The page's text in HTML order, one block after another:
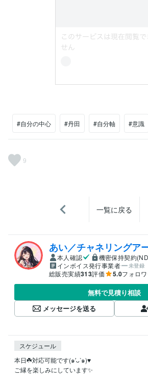
#自分の中心 #丹田 #自分軸 #意識
9
一覧に戻る
あい／チャネリングア
本人確認
機密保持契約
インボイス発行事業者
未登録
総販売実績313評価 5.0フォロ
無料で見積り相談
メッセージを送る
スケジュール
本日☘️対応可能です(๑′ᴗ‵๑)♥
ご縁を楽しみにしています✨